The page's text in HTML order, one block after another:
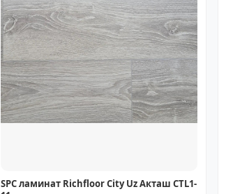
SPC ламинат Richfloor City Uz Акташ CTL1-